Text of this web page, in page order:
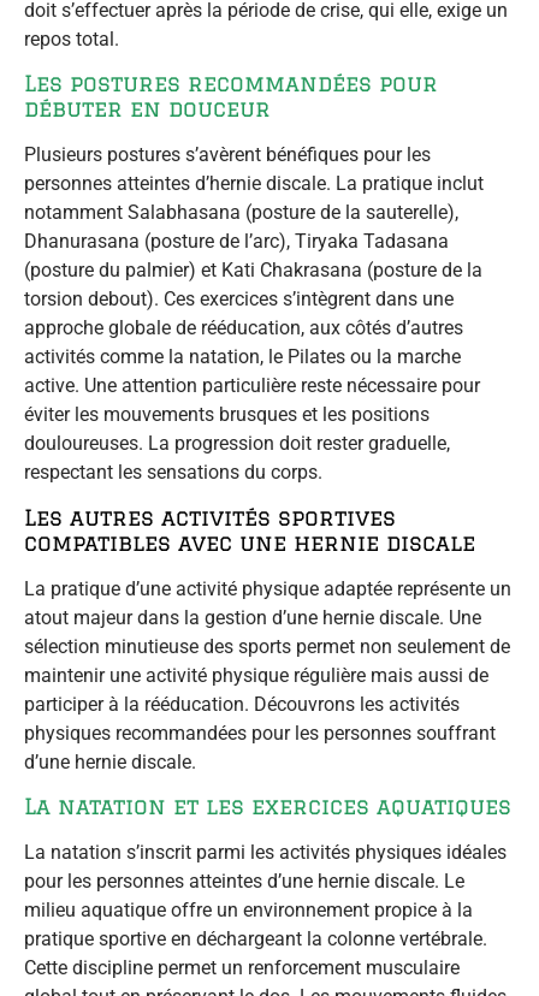
doit s’effectuer après la période de crise, qui elle, exige un
repos total.
Les postures recommandées pour
débuter en douceur
Plusieurs postures s’avèrent bénéfiques pour les
personnes atteintes d’hernie discale. La pratique inclut
notamment Salabhasana (posture de la sauterelle),
Dhanurasana (posture de l’arc), Tiryaka Tadasana
(posture du palmier) et Kati Chakrasana (posture de la
torsion debout). Ces exercices s’intègrent dans une
approche globale de rééducation, aux côtés d’autres
activités comme la natation, le Pilates ou la marche
active. Une attention particulière reste nécessaire pour
éviter les mouvements brusques et les positions
douloureuses. La progression doit rester graduelle,
respectant les sensations du corps.
Les autres activités sportives
compatibles avec une hernie discale
La pratique d’une activité physique adaptée représente un
atout majeur dans la gestion d’une hernie discale. Une
sélection minutieuse des sports permet non seulement de
maintenir une activité physique régulière mais aussi de
participer à la rééducation. Découvrons les activités
physiques recommandées pour les personnes souffrant
d’une hernie discale.
La natation et les exercices aquatiques
La natation s’inscrit parmi les activités physiques idéales
pour les personnes atteintes d’une hernie discale. Le
milieu aquatique offre un environnement propice à la
pratique sportive en déchargeant la colonne vertébrale.
Cette discipline permet un renforcement musculaire